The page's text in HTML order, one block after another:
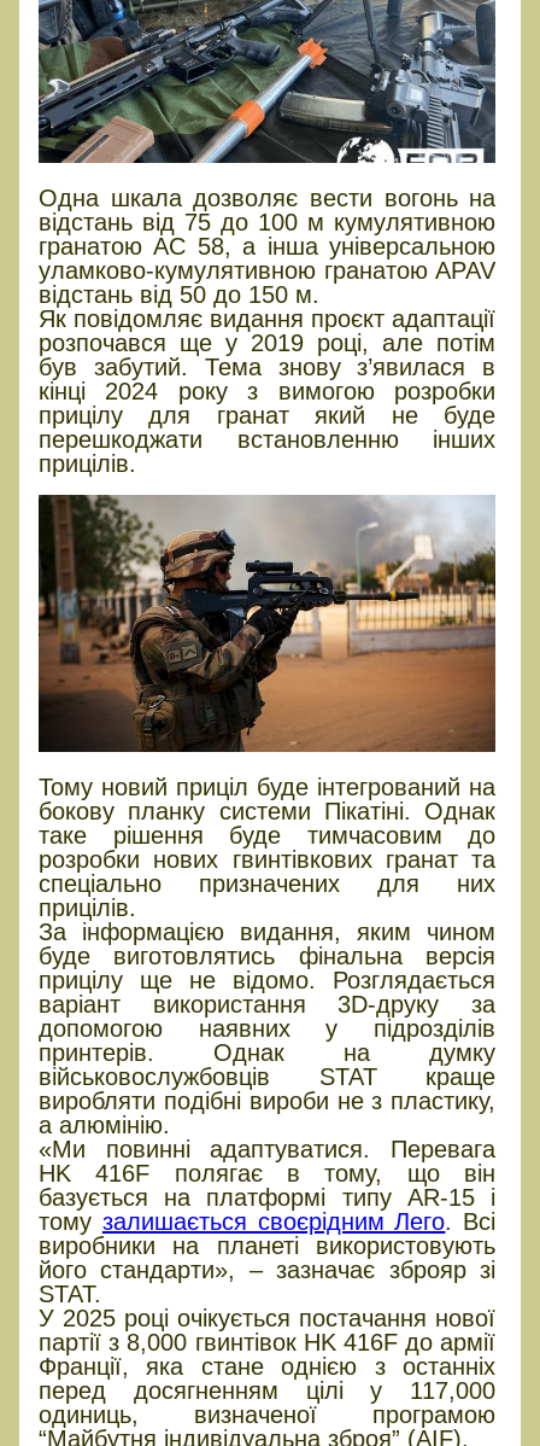
Одна шкала дозволяє вести вогонь на
відстань від 75 до 100 м кумулятивною
гранатою AC 58, а інша універсальною
уламково-кумулятивною гранатою APAV
відстань від 50 до 150 м.
Як повідомляє видання проєкт адаптації
розпочався ще у 2019 році, але потім
був забутий. Тема знову з’явилася в
кінці 2024 року з вимогою розробки
прицілу для гранат який не буде
перешкоджати встановленню інших
прицілів.
Тому новий приціл буде інтегрований на
бокову планку системи Пікатіні. Однак
таке рішення буде тимчасовим до
розробки нових гвинтівкових гранат та
спеціально призначених для них
прицілів.
За інформацією видання, яким чином
буде виготовлятись фінальна версія
прицілу ще не відомо. Розглядається
варіант використання 3D-друку за
допомогою наявних у підрозділів
принтерів. Однак на думку
військовослужбовців STAT краще
виробляти подібні вироби не з пластику,
а алюмінію.
«Ми повинні адаптуватися. Перевага
HK 416F полягає в тому, що він
базується на платформі типу AR-15 і
тому залишається своєрідним Лего. Всі
виробники на планеті використовують
його стандарти», – зазначає зброяр зі
STAT.
У 2025 році очікується постачання нової
партії з 8,000 гвинтівок HK 416F до армії
Франції, яка стане однією з останніх
перед досягненням цілі у 117,000
одиниць, визначеної програмою
“Майбутня індивідуальна зброя” (AIF).